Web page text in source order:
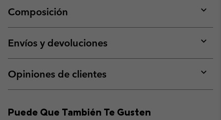
Composición
or
Envíos y devoluciones
or
Opiniones de clientes
or
Puede Que También Te Gusten